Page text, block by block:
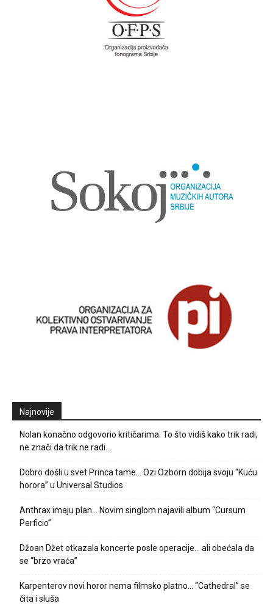
Najnovije
Nolan konačno odgovorio kritičarima: To što vidiš kako trik radi,
ne znači da trik ne radi…
Dobro došli u svet Princa tame… Ozi Ozborn dobija svoju “Kuću
horora” u Universal Studios
Anthrax imaju plan… Novim singlom najavili album “Cursum
Perficio”
Džoan Džet otkazala koncerte posle operacije… ali obećala da
se “brzo vraća”
Karpenterov novi horor nema filmsko platno… “Cathedral” se
čita i sluša